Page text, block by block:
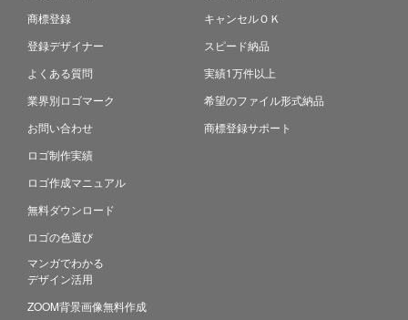
商標登録
登録デザイナー
よくある質問
業界別ロゴマーク
お問い合わせ
ロゴ制作実績
ロゴ作成マニュアル
無料ダウンロード
ロゴの色選び
マンガでわかる
デザイン活用
ZOOM背景画像無料作成
キャンセルＯＫ
スピード納品
実績1万件以上
希望のファイル形式納品
商標登録サポート